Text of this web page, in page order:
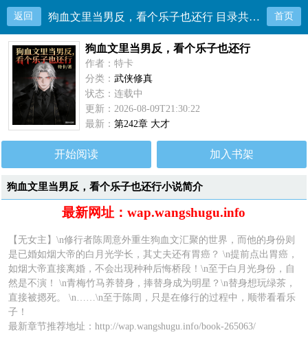
返回 狗血文里当男反，看个乐子也还行 目录共242章 首页
狗血文里当男反，看个乐子也还行
作者：特卡
分类：武侠修真
状态：连载中
更新：2026-08-09T21:30:22
最新：第242章 大才
开始阅读 加入书架
狗血文里当男反，看个乐子也还行小说简介
最新网址：wap.wangshugu.info
【无女主】\n修行者陈周意外重生狗血文汇聚的世界，而他的身份则
是已婚如烟大帝的白月光学长，其丈夫还有胃癌？ \n提前点出胃癌，
如烟大帝直接离婚，不会出现种种后悔桥段！\n至于白月光身份，自
然是不演！ \n青梅竹马养替身，捧替身成为明星？\n替身想玩绿茶，
直接被摁死。 \n……\n至于陈周，只是在修行的过程中，顺带看看乐
子！
最新章节推荐地址：http://wap.wangshugu.info/book-265063/